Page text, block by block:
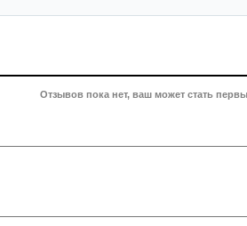
Отзывов пока нет, ваш может стать